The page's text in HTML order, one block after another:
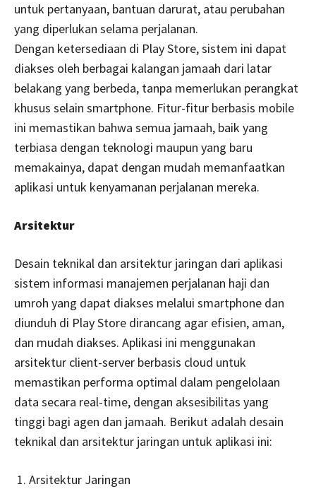
untuk pertanyaan, bantuan darurat, atau perubahan
yang diperlukan selama perjalanan.
Dengan ketersediaan di Play Store, sistem ini dapat
diakses oleh berbagai kalangan jamaah dari latar
belakang yang berbeda, tanpa memerlukan perangkat
khusus selain smartphone. Fitur-fitur berbasis mobile
ini memastikan bahwa semua jamaah, baik yang
terbiasa dengan teknologi maupun yang baru
memakainya, dapat dengan mudah memanfaatkan
aplikasi untuk kenyamanan perjalanan mereka.
Arsitektur
Desain teknikal dan arsitektur jaringan dari aplikasi
sistem informasi manajemen perjalanan haji dan
umroh yang dapat diakses melalui smartphone dan
diunduh di Play Store dirancang agar efisien, aman,
dan mudah diakses. Aplikasi ini menggunakan
arsitektur client-server berbasis cloud untuk
memastikan performa optimal dalam pengelolaan
data secara real-time, dengan aksesibilitas yang
tinggi bagi agen dan jamaah. Berikut adalah desain
teknikal dan arsitektur jaringan untuk aplikasi ini:
Arsitektur Jaringan